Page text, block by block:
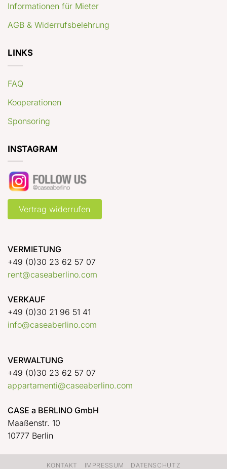
Informationen für Mieter
AGB & Widerrufsbelehrung
LINKS
FAQ
Kooperationen
Sponsoring
INSTAGRAM
Vertrag widerrufen
VERMIETUNG
+49 (0)30 23 62 57 07
rent@caseaberlino.com
VERKAUF
+49 (0)30 21 96 51 41
info@caseaberlino.com
VERWALTUNG
+49 (0)30 23 62 57 07
appartamenti@caseaberlino.com
CASE a BERLINO GmbH
Maaßenstr. 10
10777 Berlin
KONTAKT IMPRESSUM DATENSCHUTZ